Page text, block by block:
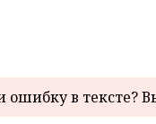
в тексте?